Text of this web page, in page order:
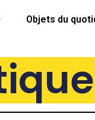
Objets du